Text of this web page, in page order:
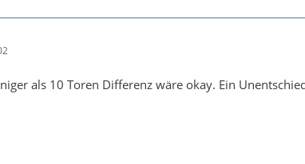
als 10 Toren Differenz wäre okay. Ein